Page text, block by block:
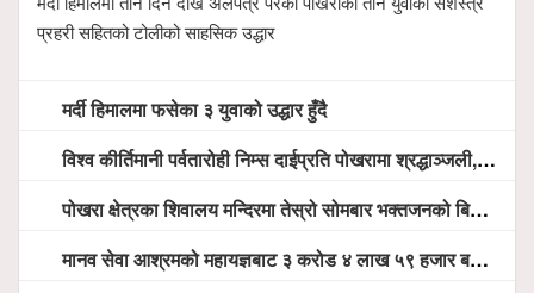
प्रहरी सहितको टोलीको साहसिक उद्धार
मर्दी हिमालमा फसेका ३ युवाको उद्धार हुँदै
विश्व कीर्तिमानी पर्वतारोही निम्स दाईप्रति पोखरामा श्रद्धाञ्जली, दीप प्रज्वलन गर्दै योगदानको प्रशंसा (भिडियो सहित)
पोखरा क्षेत्रका शिवालय मन्दिरमा तेस्रो सोमबार भक्तजनको बिहानैदेखि घुइँचो
मानव सेवा आश्रमको महायज्ञबाट ३ करोड ४ लाख ५९ हजार बचत, १ करोड ४४ लाख उठ्न बाँकी, विना संचार माध्यम तर प्रचार प्रसारमै भयो १९ लाख खर्च !